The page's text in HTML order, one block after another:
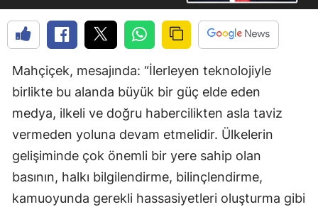
Mahçiçek, mesajında: “İlerleyen teknolojiyle
birlikte bu alanda büyük bir güç elde eden
medya, ilkeli ve doğru habercilikten asla taviz
vermeden yoluna devam etmelidir. Ülkelerin
gelişiminde çok önemli bir yere sahip olan
basının, halkı bilgilendirme, bilinçlendirme,
kamuoyunda gerekli hassasiyetleri oluşturma gibi